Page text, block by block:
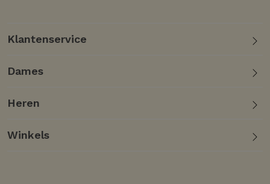
Klantenservice
Dames
Heren
Winkels